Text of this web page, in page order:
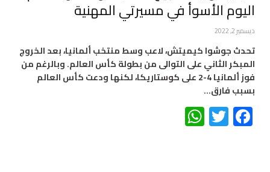
اليوم الأسوأ في مسيرتي المهنية
ديسمبر 2, 2022
تحدث جوشوا كيميتش، لاعب وسط منتخب ألمانيا، بعد الخروج
المبكر الثاني على التوالى من بطولة كأس العالم. وبالرغم من
فوز ألمانيا 4-2 على كوستاريكا، لكنها ودعت كأس العالم
بسبب فارق…
Facebook
Twitter